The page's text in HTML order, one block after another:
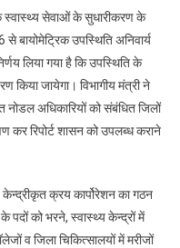
स्वास्थ्य सेवाओं के सुधारीकरण के
बायोमेट्रिक उपस्थिति अनिवार्य
लिया गया है कि उपस्थिति के
किया जायेगा। विभागीय मंत्री ने
नोडल अधिकारियों को संबंधित जिलों
कर रिपोर्ट शासन को उपलब्ध कराने
क्रय कार्पोरेशन का गठन
पदों को भरने, स्वास्थ्य केन्द्रों में
व जिला चिकित्सालयों में मरीजों